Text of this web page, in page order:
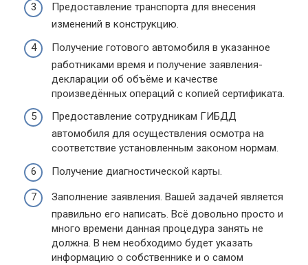
Предоставление транспорта для внесения
изменений в конструкцию.
Получение готового автомобиля в указанное
работниками время и получение заявления-
декларации об объёме и качестве
произведённых операций с копией сертификата.
Предоставление сотрудникам ГИБДД
автомобиля для осуществления осмотра на
соответствие установленным законом нормам.
Получение диагностической карты.
Заполнение заявления. Вашей задачей является
правильно его написать. Всё довольно просто и
много времени данная процедура занять не
должна. В нем необходимо будет указать
информацию о собственнике и о самом